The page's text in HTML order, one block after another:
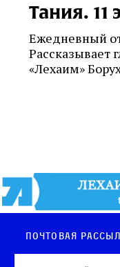
Тания. 11
Ежедневный
Рассказывает
«Лехаим»
Почтовая